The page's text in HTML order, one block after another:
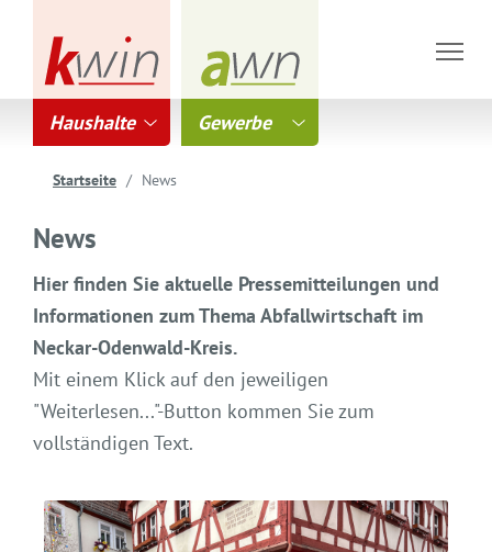
Haushalte Gewerbe
Startseite News
News
Hier finden Sie aktuelle Pressemitteilungen und
Informationen zum Thema Abfallwirtschaft im
Neckar-Odenwald-Kreis.
Mit einem Klick auf den jeweiligen
"Weiterlesen..."-Button kommen Sie zum
vollständigen Text.